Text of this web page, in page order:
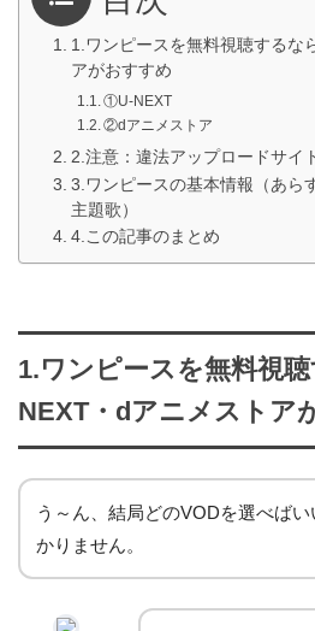
1.ワンピースを無料視聴するな
アがおすすめ
①U-NEXT
②dアニメストア
2.注意：違法アップロードサイ
3.ワンピースの基本情報（あら
主題歌）
4.この記事のまとめ
1.ワンピースを無料視
NEXT・dアニメストア
う～ん、結局どのVODを選べばい
かりません。